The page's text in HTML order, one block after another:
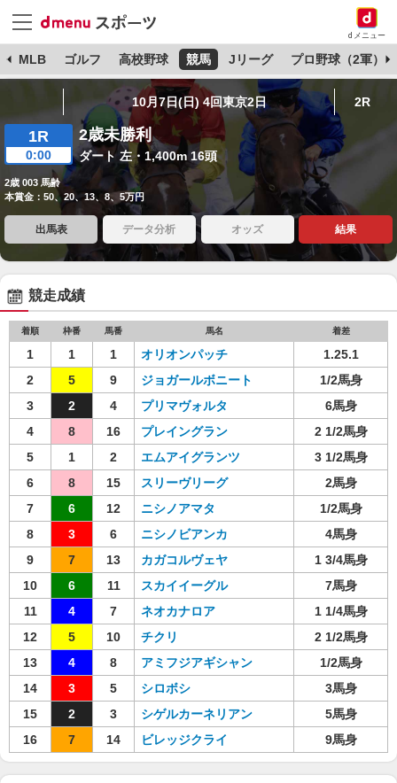
dメニュー
MLB ゴルフ 高校野球 競馬 Jリーグ プロ野球（2軍）
10月7日(日) 4回東京2日 2R
1R
0:00
2歳未勝利
ダート 左・1,400m 16頭
2歳 003 馬齢
本賞金：50、20、13、8、5万円
出馬表 データ分析 オッズ 結果
競走成績
着順 枠番 馬番 馬名 着差
1 1 1 オリオンパッチ
1.25.1
2
5 9 ジョガールボニート
1/2馬身
3
2 4 プリマヴォルタ
6馬身
4
8 16 プレイングラン
2 1/2馬身
5
1 2 エムアイグランツ
3 1/2馬身
6
8 15 スリーヴリーグ
2馬身
7
6 12 ニシノアマタ
1/2馬身
8
3 6 ニシノビアンカ
4馬身
9
7 13 カガコルヴェヤ
1 3/4馬身
10
6 11 スカイイーグル
7馬身
11
4 7 ネオカナロア
1 1/4馬身
12
5 10 チクリ
2 1/2馬身
13
4 8 アミフジアギシャン
1/2馬身
14
3 5 シロボシ
3馬身
15
2 3 シゲルカーネリアン
5馬身
16
7 14 ビレッジクライ 9馬身